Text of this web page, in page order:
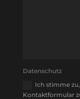
Datenschutz
Ich stimme
Kontaktformular